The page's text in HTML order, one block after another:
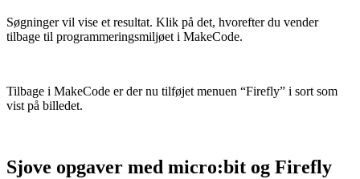
Søgninger vil vise et resultat. Klik på det, hvorefter du vender
tilbage til programmeringsmiljøet i MakeCode.
Tilbage i MakeCode er der nu tilføjet menuen “Firefly” i sort som
vist på billedet.
Sjove opgaver med micro:bit og Firefly